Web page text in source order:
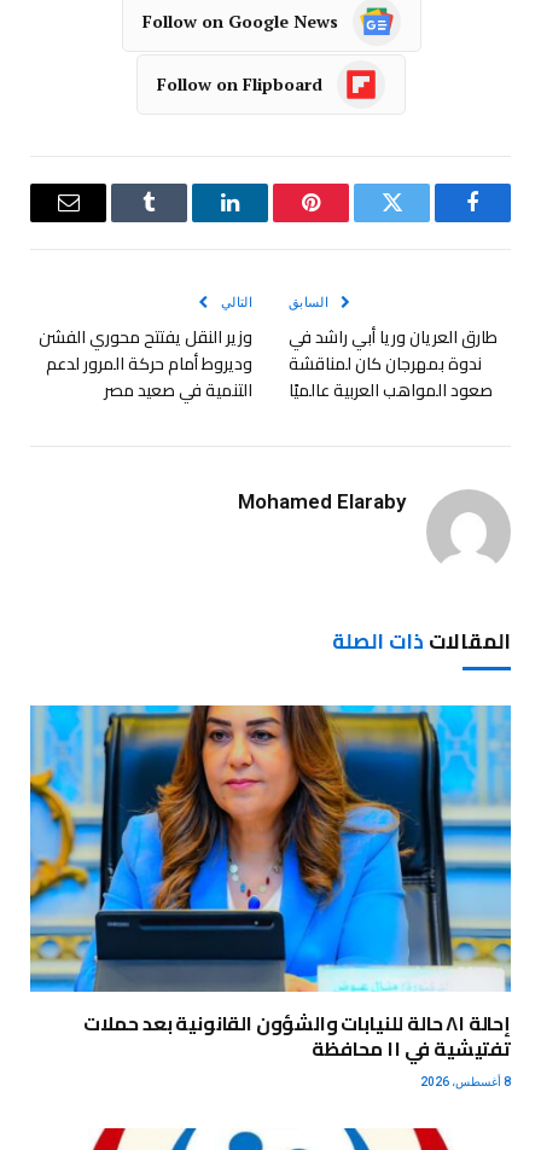
Follow on Google News
Follow on Flipboard
فيسبوك تويتر بينتيريستلينكدإن Tumblr
البريد
السابق
طارق العريان وريا أبي راشد في
ندوة بمهرجان كان لمناقشة
صعود المواهب العربية عالميًا
التالي
وزير النقل يفتتح محوري الفشن
وديروط أمام حركة المرور لدعم
التنمية في صعيد مصر
Mohamed Elaraby
المقالاتذات الصلة
إحالة ٨١ حالة للنيابات والشؤون القانونية بعد حملات
تفتيشية في ١١ محافظة
8 أغسطس، 2026